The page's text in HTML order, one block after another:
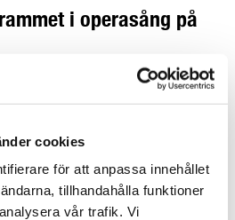
cookies
för att anpassa innehållet
tillhandahålla funktioner
vår trafik. Vi
i operasång på
vänder sig till dig som
delar av ditt konstnärskap
forskningsmiljö. Utbildningen är